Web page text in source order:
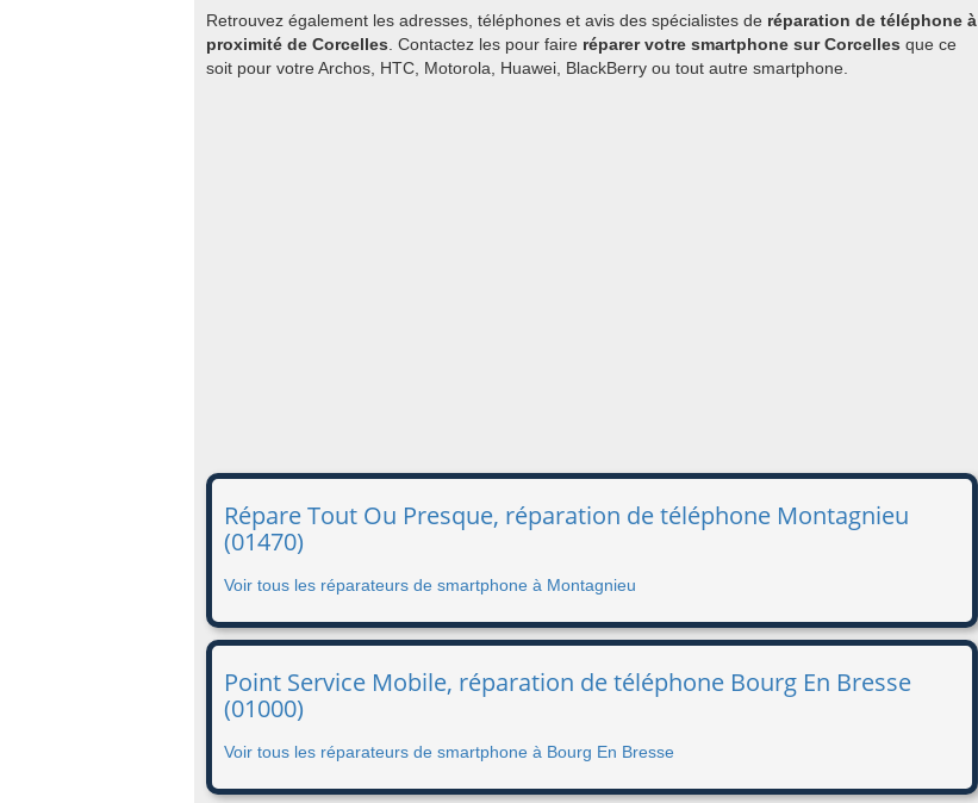
Retrouvez également les adresses, téléphones et avis des spécialistes de réparation de téléphone à
proximité de Corcelles . Contactez les pour faire réparer votre smartphone sur Corcelles que ce
soit pour votre Archos, HTC, Motorola, Huawei, BlackBerry ou tout autre smartphone.
Répare Tout Ou Presque, réparation de téléphone Montagnieu
(01470)
Voir tous les réparateurs de smartphone à Montagnieu
Point Service Mobile, réparation de téléphone Bourg En Bresse
(01000)
Voir tous les réparateurs de smartphone à Bourg En Bresse